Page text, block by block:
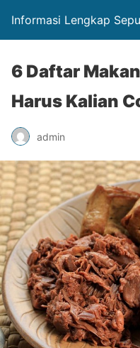
Informasi Lengkap
6 Daftar
Harus Kalian
admin